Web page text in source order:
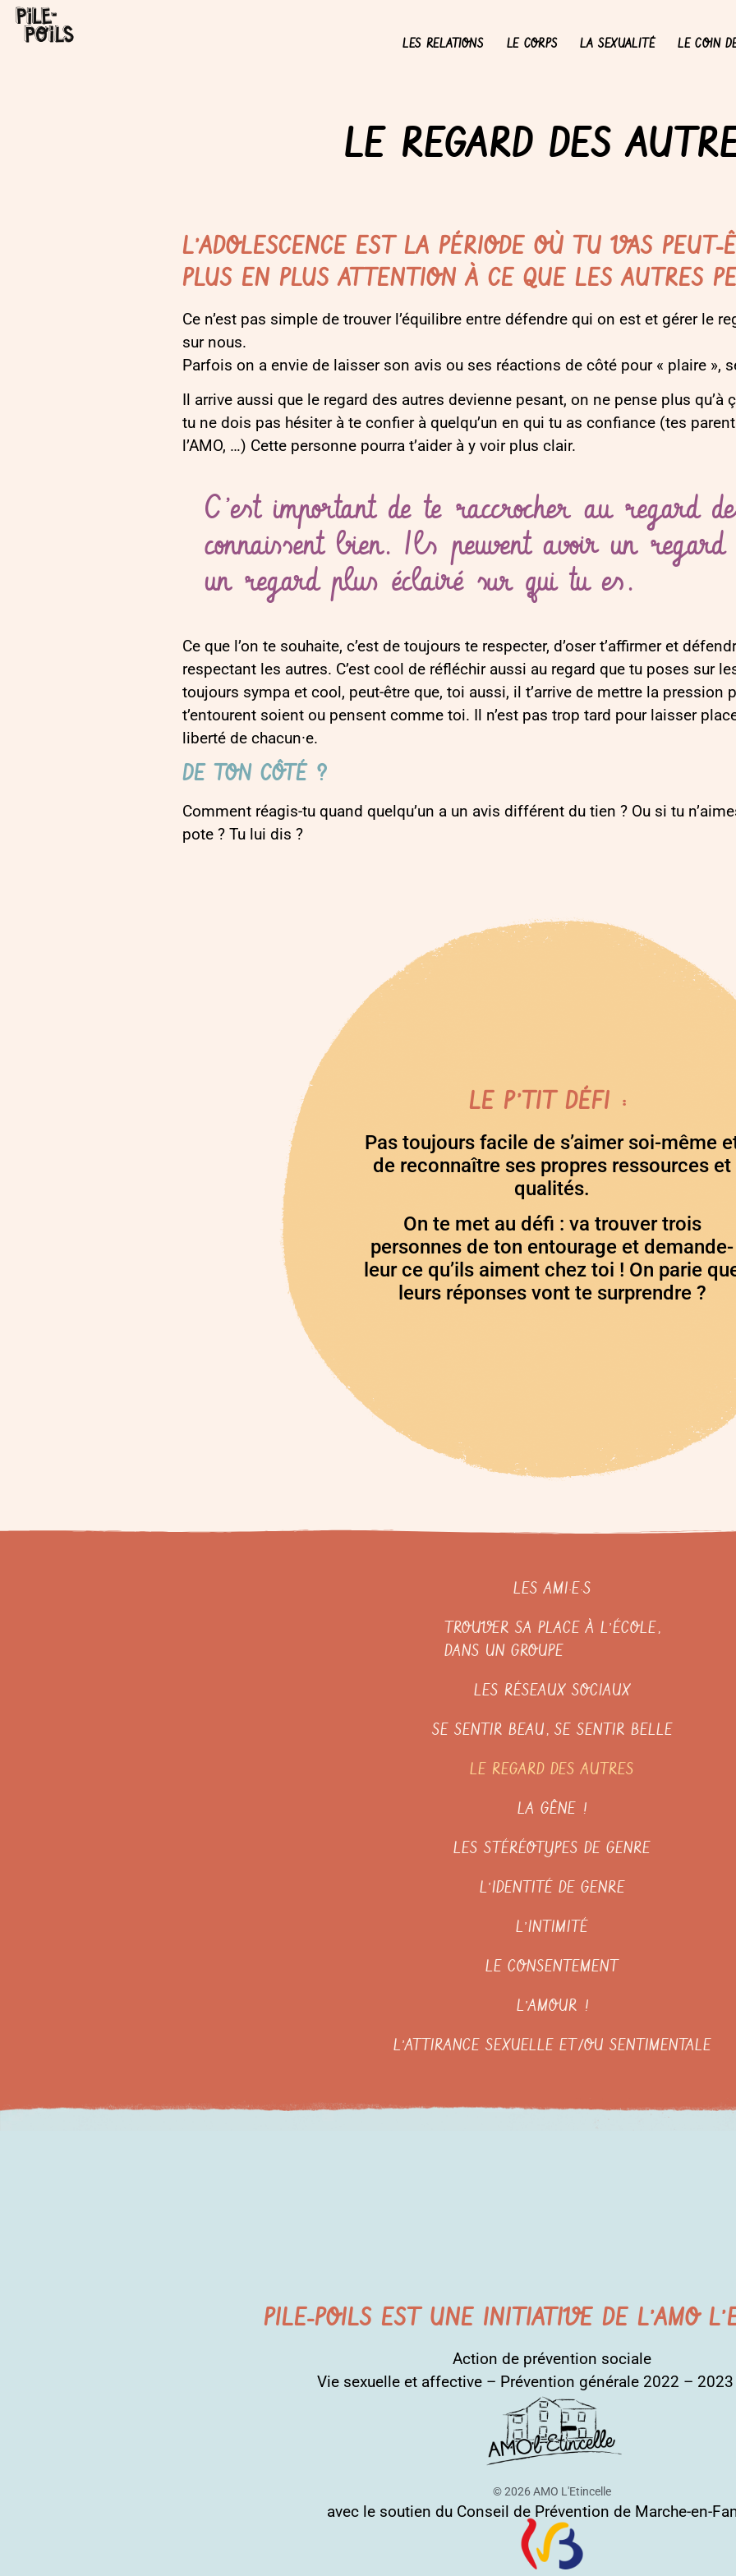
LES RELATIONS LE CORPS LA SEXUALITÉ LE COIN
LE REGARD DES
L’ADOLESCENCE EST LA PÉRIODE OÙ TU VAS PEUT-
PLUS EN PLUS ATTENTION À CE QUE LES AUTRES
Ce n’est pas simple de trouver l’équilibre entre défendre qui on est et gérer le
sur nous.
Parfois on a envie de laisser son avis ou ses réactions de côté pour « plaire »,
Il arrive aussi que le regard des autres devienne pesant, on ne pense plus qu’à
tu ne dois pas hésiter à te confier à quelqu’un en qui tu as confiance (tes
l’AMO, …) Cette personne pourra t’aider à y voir plus clair.
C’est important de te raccrocher au regard
connaissent bien. Ils peuvent avoir un
un regard plus éclairé sur qui tu es.
Ce que l’on te souhaite, c’est de toujours te respecter, d’oser t’affirmer et
respectant les autres. C’est cool de réfléchir aussi au regard que tu poses sur
toujours sympa et cool, peut-être que, toi aussi, il t’arrive de mettre la pression
t’entourent soient ou pensent comme toi. Il n’est pas trop tard pour laisser
liberté de chacun·e.
DE TON CÔTÉ ?
Comment réagis-tu quand quelqu’un a un avis différent du tien ? Ou si tu
pote ? Tu lui dis ?
LE P’TIT DÉFI :
Pas toujours facile de s’aimer soi-même
de reconnaître ses propres ressources et
qualités.
On te met au défi : va trouver trois
personnes de ton entourage et demande-
leur ce qu’ils aiment chez toi ! On parie
leurs réponses vont te surprendre ?
LES AMI·E·S
TROUVER SA PLACE À L’ÉCOLE,
DANS UN GROUPE
LES RÉSEAUX SOCIAUX
SE SENTIR BEAU, SE SENTIR BELLE
LE REGARD DES AUTRES
LA GÊNE !
LES STÉRÉOTYPES DE GENRE
L’IDENTITÉ DE GENRE
L’INTIMITÉ
LE CONSENTEMENT
L’AMOUR !
L’ATTIRANCE SEXUELLE ET/OU SENTIMENTALE
PILE-POILS EST UNE INITIATIVE DE L’AMO
Action de prévention sociale
Vie sexuelle et affective – Prévention générale 2022 –
© 2026 AMO L'Etincelle
avec le soutien du Conseil de Prévention de Marche-en-